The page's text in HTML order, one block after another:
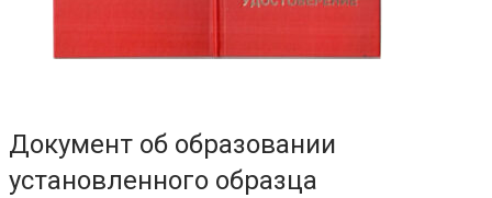
Документ об образовании
установленного образца